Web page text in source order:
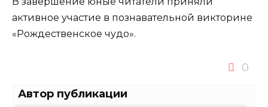
активное участие в познавательной викторине
«Рождественское чудо».
0
Автор публикации